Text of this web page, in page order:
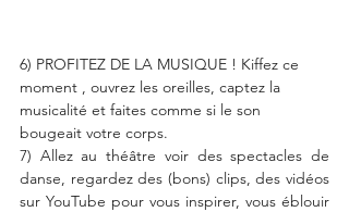
6) PROFITEZ DE LA MUSIQUE ! Kiffez ce
moment , ouvrez les oreilles, captez la
musicalité et faites comme si le son
bougeait votre corps.
7) Allez au théâtre voir des spectacles de
danse, regardez des (bons) clips, des vidéos
sur YouTube pour vous inspirer, vous éblouir